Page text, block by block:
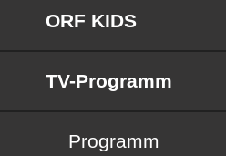
ORF KIDS
TV-Programm
Programm